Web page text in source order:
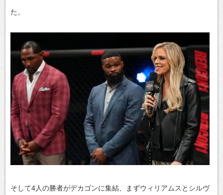
た。
そして4人の勝者がデカゴンに集結、まずウィリアムスとシルヴ